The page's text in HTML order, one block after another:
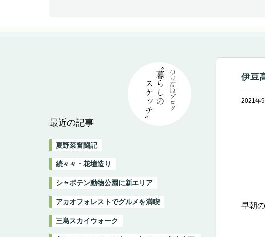
伊豆
2021年9
早朝
最近の記事
夏野菜奮闘記
続々々・花壇造り
シャボテン動物公園に新エリア
アカオフォレストでグルメを満喫
三島スカイウォーク